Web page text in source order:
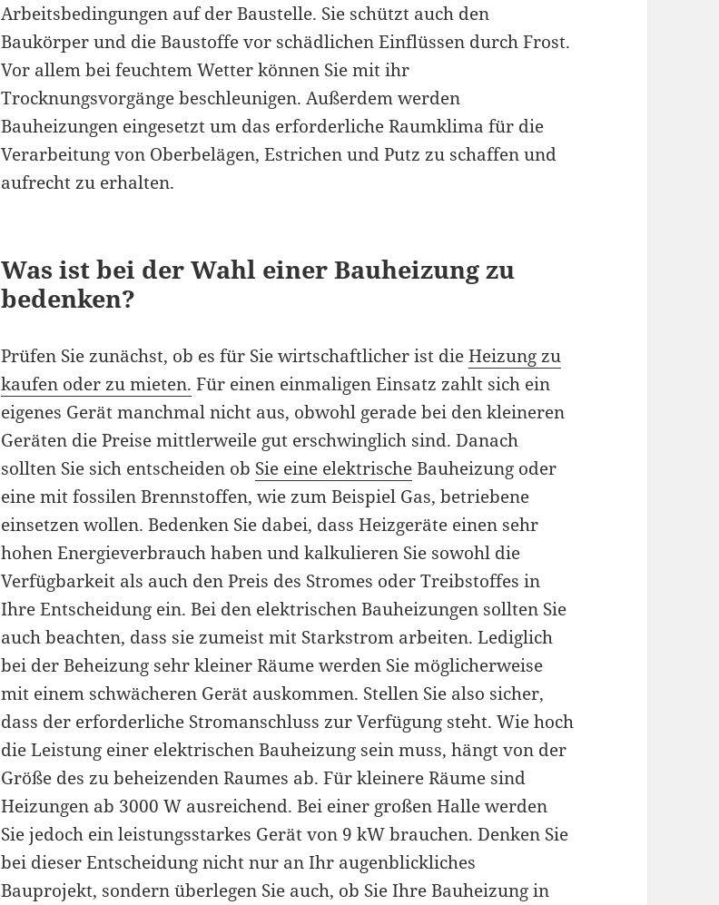
Arbeitsbedingungen auf der Baustelle. Sie schützt auch den
Baukörper und die Baustoffe vor schädlichen Einflüssen durch Frost.
Vor allem bei feuchtem Wetter können Sie mit ihr
Trocknungsvorgänge beschleunigen. Außerdem werden
Bauheizungen eingesetzt um das erforderliche Raumklima für die
Verarbeitung von Oberbelägen, Estrichen und Putz zu schaffen und
aufrecht zu erhalten.
Was ist bei der Wahl einer Bauheizung zu
bedenken?
Prüfen Sie zunächst, ob es für Sie wirtschaftlicher ist dieHeizung zu
kaufen oder zu mieten. Für einen einmaligen Einsatz zahlt sich ein
eigenes Gerät manchmal nicht aus, obwohl gerade bei den kleineren
Geräten die Preise mittlerweile gut erschwinglich sind. Danach
sollten Sie sich entscheiden ob Sie eine elektrischeBauheizung oder
eine mit fossilen Brennstoffen, wie zum Beispiel Gas, betriebene
einsetzen wollen. Bedenken Sie dabei, dass Heizgeräte einen sehr
hohen Energieverbrauch haben und kalkulieren Sie sowohl die
Verfügbarkeit als auch den Preis des Stromes oder Treibstoffes in
Ihre Entscheidung ein. Bei den elektrischen Bauheizungen sollten Sie
auch beachten, dass sie zumeist mit Starkstrom arbeiten. Lediglich
bei der Beheizung sehr kleiner Räume werden Sie möglicherweise
mit einem schwächeren Gerät auskommen. Stellen Sie also sicher,
dass der erforderliche Stromanschluss zur Verfügung steht. Wie hoch
die Leistung einer elektrischen Bauheizung sein muss, hängt von der
Größe des zu beheizenden Raumes ab. Für kleinere Räume sind
Heizungen ab 3000 W ausreichend. Bei einer großen Halle werden
Sie jedoch ein leistungsstarkes Gerät von 9 kW brauchen. Denken Sie
bei dieser Entscheidung nicht nur an Ihr augenblickliches
Bauprojekt, sondern überlegen Sie auch, ob Sie Ihre Bauheizung in